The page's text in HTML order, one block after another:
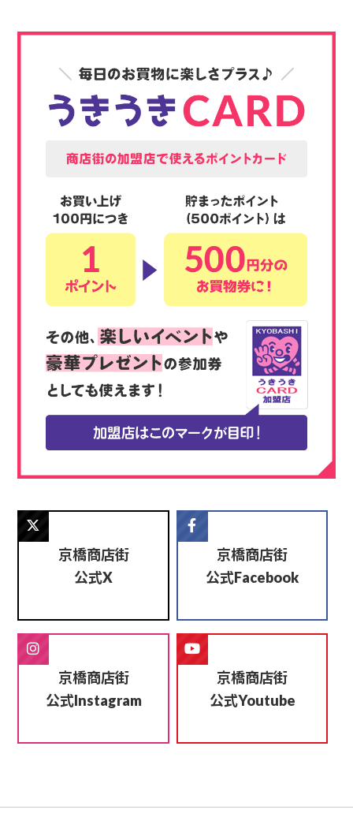
京橋商店街
公式X
京橋商店街
公式Facebook
京橋商店街
公式Instagram
京橋商店街
公式Youtube